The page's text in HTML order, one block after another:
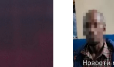
Новости